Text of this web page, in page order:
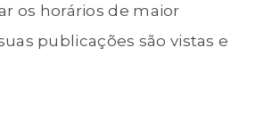
os horários de maior
publicações são vistas e